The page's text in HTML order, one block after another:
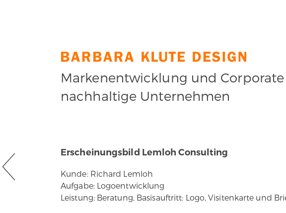
Markenentwicklung und
nachhaltige Unternehmen
Erscheinungsbild Lemloh Consulting
Kunde: Richard Lemloh
Aufgabe: Logoentwicklung
Leistung: Beratung, Basisauftritt: Logo, Visitenkarte und